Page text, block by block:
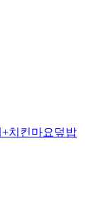
치킨마요덮밥